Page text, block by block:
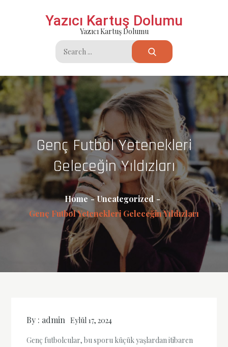
Yazıcı Kartuş Dolumu
Yazıcı Kartuş Dolumu
Search
for:
Genç Futbol Yetenekleri
Geleceğin Yıldızları
Home
Uncategorized
Genç Futbol Yetenekleri Geleceğin Yıldızları
By : admin Eylül 17, 2024
Genç futbolcular, bu sporu küçük yaşlardan itibaren